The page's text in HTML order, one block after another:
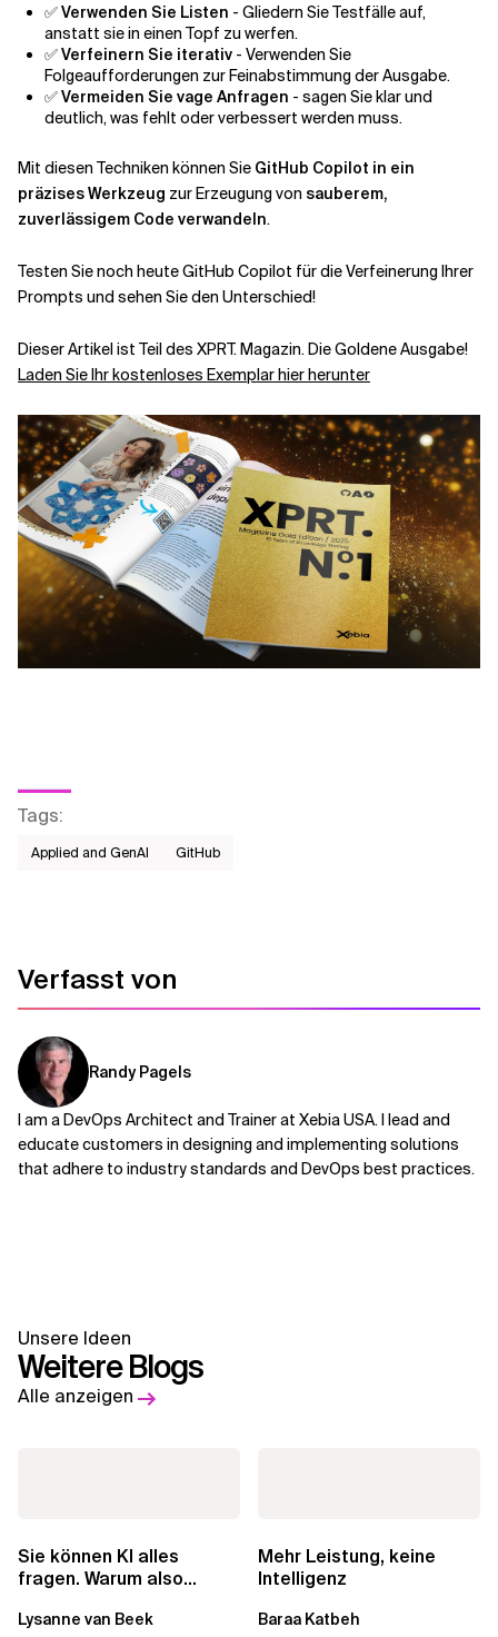
✅Verwenden Sie Listen - Gliedern Sie Testfälle auf,
anstatt sie in einen Topf zu werfen.
✅Verfeinern Sie iterativ - Verwenden Sie
Folgeaufforderungen zur Feinabstimmung der Ausgabe.
✅Vermeiden Sie vage Anfragen - sagen Sie klar und
deutlich, was fehlt oder verbessert werden muss.
Mit diesen Techniken können Sie GitHub Copilot in ein
präzises Werkzeug zur Erzeugung von sauberem,
zuverlässigem Code verwandeln.
Testen Sie noch heute GitHub Copilot für die Verfeinerung Ihrer
Prompts und sehen Sie den Unterschied!
Dieser Artikel ist Teil des XPRT. Magazin. Die Goldene Ausgabe!
Laden Sie Ihr kostenloses Exemplar hier herunter
Tags:
Applied and GenAI GitHub
Verfasst von
Randy Pagels
I am a DevOps Architect and Trainer at Xebia USA. I lead and
educate customers in designing and implementing solutions
that adhere to industry standards and DevOps best practices.
Unsere Ideen
Weitere Blogs
Alle anzeigen
Sie können KI alles
fragen. Warum also
noch?
Lysanne van Beek
Mehr Leistung, keine
Intelligenz
Baraa Katbeh